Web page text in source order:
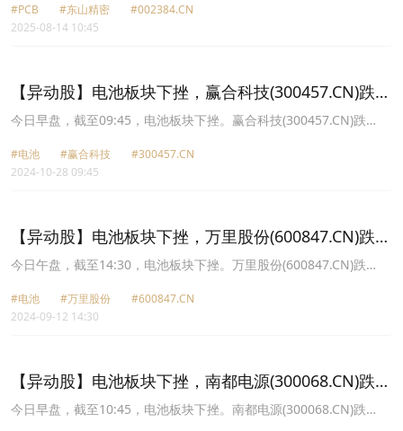
电子(603228.CN)跌8.24%报55.2元，德福科技(301511.CN)跌7.64%
报38.83元，鹏鼎控股(002938.CN)跌6.82%报53.02元，大族数控
#PCB #东山精密
#002384.CN
2025-08-14 10:45
【异动股】电池板块下挫，赢合科技(300457.CN)跌
7.53%
今日早盘，截至09:45，电池板块下挫。赢合科技(300457.CN)跌
科技(301511.CN)跌6.83%报14.32元，力佳科技(835237.CN)跌
6.71%报23.79元，力王股份(831627.CN)跌5.54%报19.1元，派能科
#电池 #赢合科技
#300457.CN
2024-10-28 09:45
【异动股】电池板块下挫，万里股份(600847.CN)跌
8.49%
今日午盘，截至14:30，电池板块下挫。万里股份(600847.CN)跌
源(300068.CN)跌4.30%报12.02元，德福科技(301511.CN)跌3.69%
报13.59元，力王股份(831627.CN)跌3.57%报11.09元，丰元股份
#电池 #万里股份
#600847.CN
2024-09-12 14:30
【异动股】电池板块下挫，南都电源(300068.CN)跌
13.23%
今日早盘，截至10:45，电池板块下挫。南都电源(300068.CN)跌